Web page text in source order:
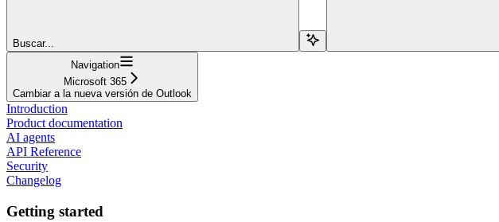
Buscar...
Navigation
Microsoft 365
Cambiar a la nueva versión de Outlook
Introduction
Product documentation
AI agents
API Reference
Security
Changelog
Getting started